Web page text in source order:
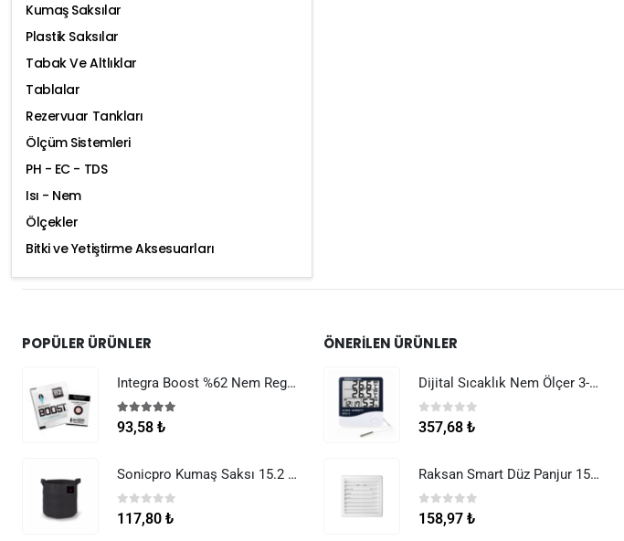
Kumaş Saksılar
Plastik Saksılar
Tabak Ve Altlıklar
Tablalar
Rezervuar Tankları
Ölçüm Sistemleri
PH - EC - TDS
Isı - Nem
Ölçekler
Bitki ve Yetiştirme Aksesuarları
POPÜLER ÜRÜNLER
Integra Boost %62 Nem Regülatörü 8 g
5.005 üzerinden
93,58 ₺
Sonicpro Kumaş Saksı 15.2 Litre (4 Galon)
0 5 üzerinden
117,80 ₺
ÖNERILEN ÜRÜNLER
Dijital Sıcaklık Nem Ölçer 3-1 Sensör Kablolu
05 üzerinden
357,68 ₺
Raksan Smart Düz Panjur 150 mm Sinek Telli
0 5 üzerinden
158,97 ₺